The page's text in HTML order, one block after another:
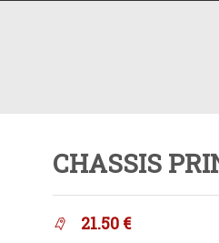
CHASSIS
21.50 €